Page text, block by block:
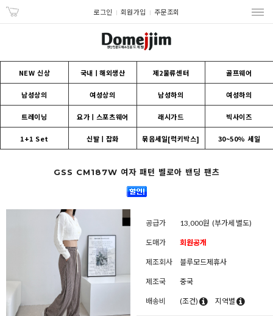
로그인 회원가입 주문조회
NEW 신상 국내ㅣ해외생산 제2물류센터 골프웨어
남성상의 여성상의 남성하의 여성하의
트레이닝 요가ㅣ스포츠웨어 래시가드 빅사이즈
1+1 Set 신발ㅣ잡화 묶음세일[럭키박스] 30~50% 세일
GSS CM187W 여자 패턴 벨로아 밴딩 팬츠
공급가 13,000원 (부가세 별도)
도매가 회원공개
제조회사 블루모드제휴사
제조국 중국
배송비 (조건) 지역별